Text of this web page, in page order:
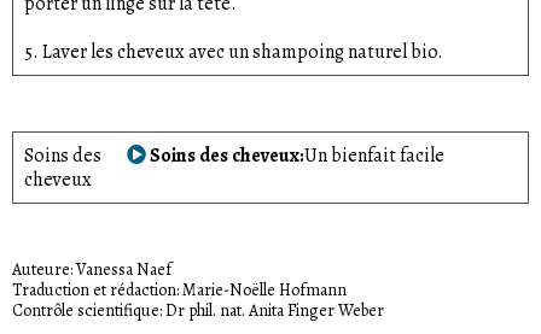
5. Laver les cheveux avec un shampoing naturel bio.
Soins des
cheveux
Soins des cheveuxUn bienfait facile
Auteure: Vanessa Naef
Traduction et rédaction: Marie-Noëlle Hofmann
Contrôle scientifique: Dr phil. nat. Anita Finger Weber